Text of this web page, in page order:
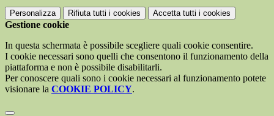
Personalizza Rifiuta tutti i cookies Accetta tutti i cookies
Gestione cookie
In questa schermata è possibile scegliere quali cookie consentire.
I cookie necessari sono quelli che consentono il funzionamento della
piattaforma e non è possibile disabilitarli.
Per conoscere quali sono i cookie necessari al funzionamento potete
visionare la COOKIE POLICY.